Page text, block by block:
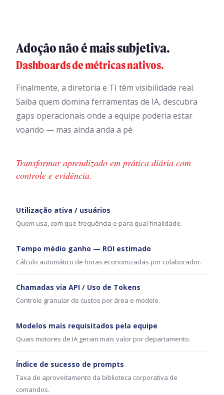
Adoção não é mais subjetiva.
Dashboards de métricas nativos.
Finalmente, a diretoria e TI têm visibilidade real.
Saiba quem domina ferramentas de IA, descubra
gaps operacionais onde a equipe poderia estar
voando — mas ainda anda a pé.
Transformar aprendizado em prática diária com
controle e evidência.
Utilização ativa / usuários
Quem usa, com que frequência e para qual finalidade.
Tempo médio ganho — ROI estimado
Cálculo automático de horas economizadas por colaborador.
Chamadas via API / Uso de Tokens
Controle granular de custos por área e modelo.
Modelos mais requisitados pela equipe
Quais motores de IA geram mais valor por departamento.
Índice de sucesso de prompts
Taxa de aproveitamento da biblioteca corporativa de
comandos.